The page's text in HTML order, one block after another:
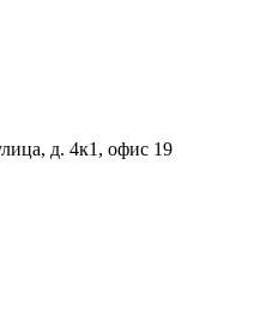
д. 4к1, офис 19